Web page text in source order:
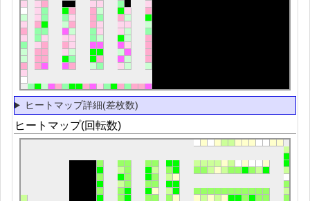
ヒートマップ詳細(差枚数)
ヒートマップ(回転数)